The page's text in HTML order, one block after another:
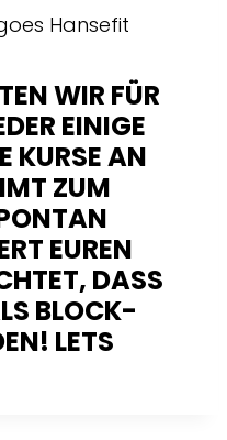
Hansefit
WIR FÜR
EINIGE
KURSE AN
ZUM
EUREN
DASS
BLOCK-
LETS